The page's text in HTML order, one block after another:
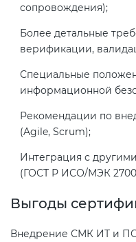
сопровождения);
Более детальные
верификации,
Специальные
информационной
Рекомендации по
(Agile, Scrum);
Интеграция с
(ГОСТ Р ИСО/МЭК
Выгоды
Внедрение СМК ИТ и ПО
Сертификация
Сертификация
Остальное
БАДы
Декларирование
ТС 009)
Декларирование
по схеме 5Д (ТР ТС 010)
Декларирование
продукции (ТР ТС 021)
Декларирование
продукции (ТР ЕАЭС
Декларирование